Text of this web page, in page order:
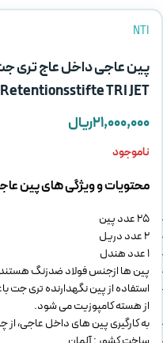
NTI
Retentionsstifte TRI JET
۲۱,۰۰۰,۰۰۰ریال
ناموجود
محتویات و ویژگی های پین
25 عدد پین
2 عدد دریل
1 عدد هندل
پین ها ازجنس فولاد ضدزنگ
استفاده از پین نگهدارنده تری جت
از هسته کامپوزیت می شود.
به کارگیری پین های داخل عاجی،